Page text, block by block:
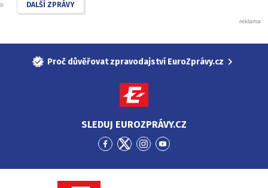
DALŠÍ ZPRÁVY
Proč důvěřovat zpravodajství EuroZprávy.cz
SLEDUJ EUROZPRÁVY.CZ
Přejít
Facebook
Přejít
Twitter
Přejít
Instagram
Přejít
YouTube